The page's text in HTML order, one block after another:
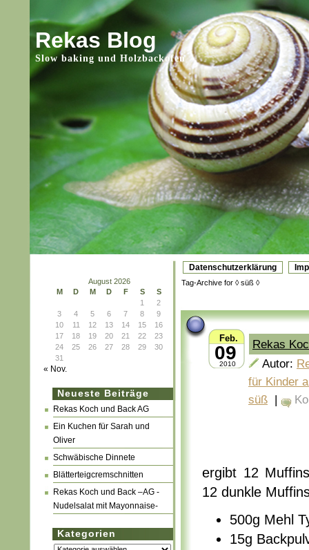
Rekas Blog
Slow baking und Holzbackofen
Datenschutzerklärung
August 2026
M
D M D F S
S
1
2
3
4 5 6 7 8
9
10
11 12 13 14 15
16
17
18 19 20 21 22
23
24
25 26 27 28 29
30
31
« Nov.
Neueste Beiträge
Rekas Koch und Back AG
Ein Kuchen für Sarah und
Oliver
Schwäbische Dinnete
Blätterteigcremschnitten
Rekas Koch und Back –AG -
Nudelsalat mit Mayonnaise-
Kategorien
Kategorien
Tag-Archive for ◊ süß ◊
09
Feb.
2010
Rekas
Autor:
für Kinder
süß |
ergibt 12
12 dunkle
500g Mehl
15g